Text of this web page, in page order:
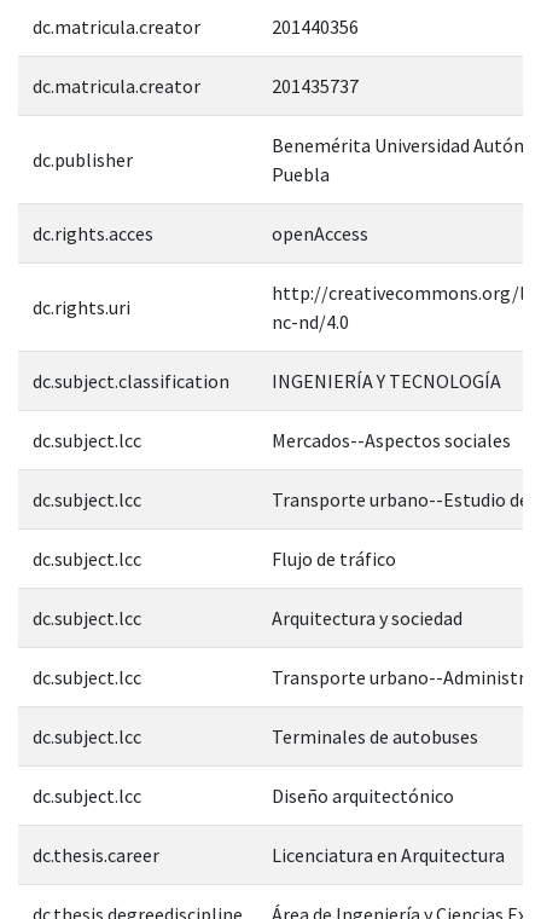
dc.matricula.creator 201440356
dc.matricula.creator 201435737
dc.publisher
Benemérita Universidad
Puebla
dc.rights.acces openAccess
dc.rights.uri
http://creativecommons.org/
nc-nd/4.0
dc.subject.classification INGENIERÍA Y TECNOLOGÍA
dc.subject.lcc Mercados--Aspectos sociales
dc.subject.lcc Transporte urbano--Estudio de
dc.subject.lcc Flujo de tráfico
dc.subject.lcc Arquitectura y sociedad
dc.subject.lcc Transporte urbano--
dc.subject.lcc Terminales de autobuses
dc.subject.lcc Diseño arquitectónico
dc.thesis.career Licenciatura en Arquitectura
dc.thesis.degreediscipline Área de Ingeniería y Ciencias